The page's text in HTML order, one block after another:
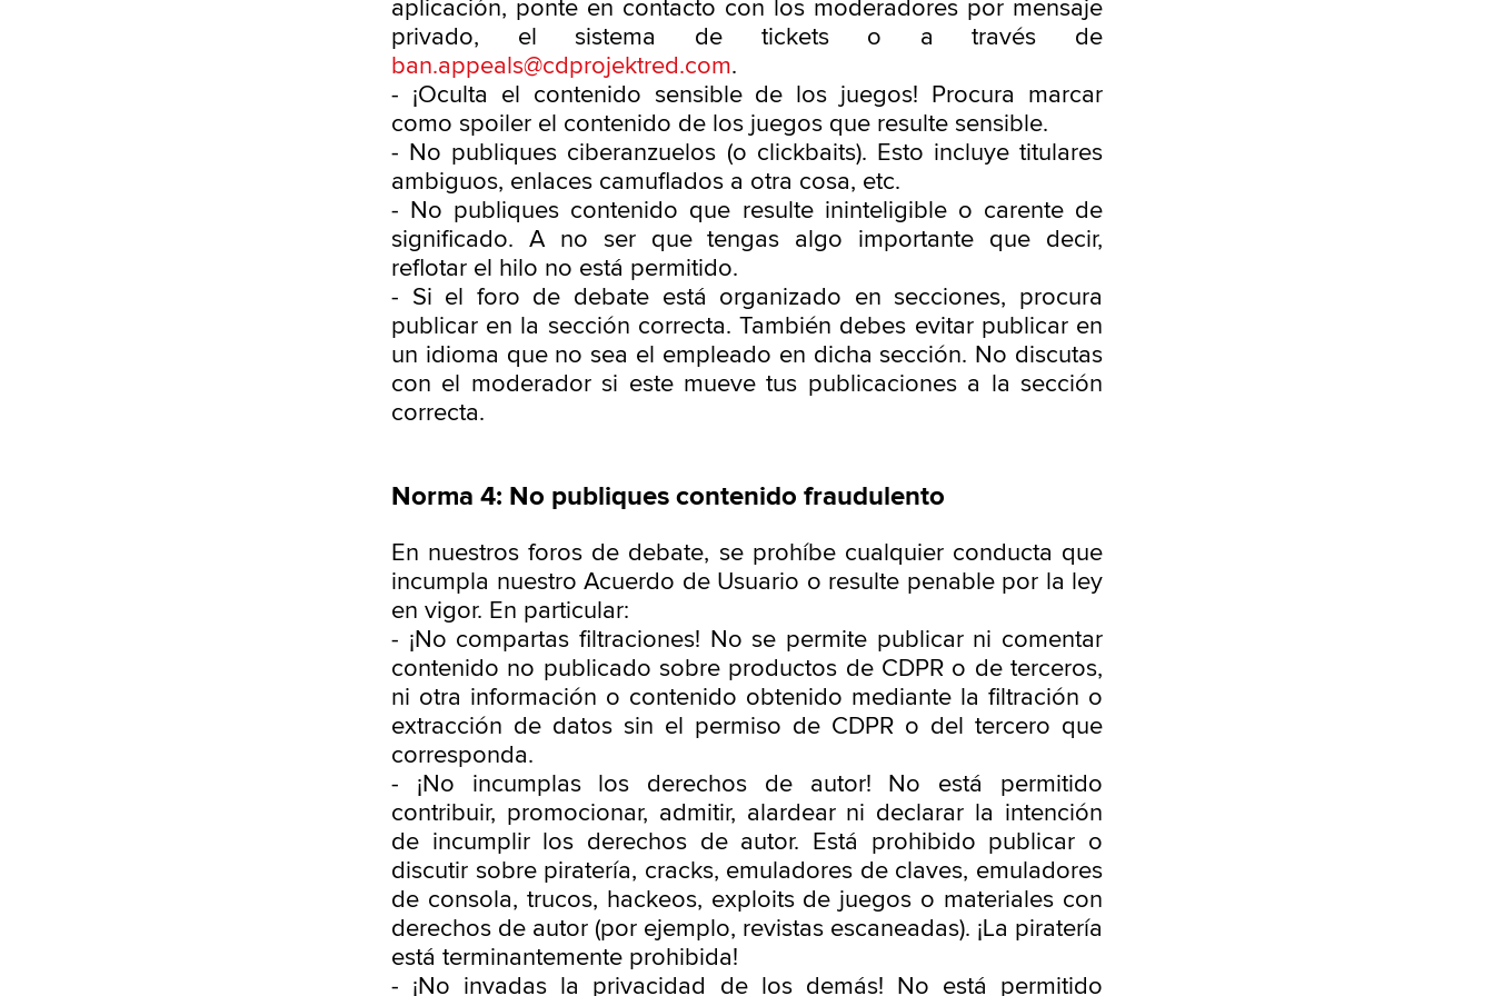
aplicación, ponte en contacto con los moderadores por mensaje
privado, el sistema de tickets o a través de
ban.appeals@cdprojektred.com.
- ¡Oculta el contenido sensible de los juegos! Procura marcar
como spoiler el contenido de los juegos que resulte sensible.
- No publiques ciberanzuelos (o clickbaits). Esto incluye titulares
ambiguos, enlaces camuflados a otra cosa, etc.
- No publiques contenido que resulte ininteligible o carente de
significado. A no ser que tengas algo importante que decir,
reflotar el hilo no está permitido.
- Si el foro de debate está organizado en secciones, procura
publicar en la sección correcta. También debes evitar publicar en
un idioma que no sea el empleado en dicha sección. No discutas
con el moderador si este mueve tus publicaciones a la sección
correcta.
Norma 4: No publiques contenido fraudulento
En nuestros foros de debate, se prohíbe cualquier conducta que
incumpla nuestro Acuerdo de Usuario o resulte penable por la ley
en vigor. En particular:
- ¡No compartas filtraciones! No se permite publicar ni comentar
contenido no publicado sobre productos de CDPR o de terceros,
ni otra información o contenido obtenido mediante la filtración o
extracción de datos sin el permiso de CDPR o del tercero que
corresponda.
- ¡No incumplas los derechos de autor! No está permitido
contribuir, promocionar, admitir, alardear ni declarar la intención
de incumplir los derechos de autor. Está prohibido publicar o
discutir sobre piratería, cracks, emuladores de claves, emuladores
de consola, trucos, hackeos, exploits de juegos o materiales con
derechos de autor (por ejemplo, revistas escaneadas). ¡La piratería
está terminantemente prohibida!
- ¡No invadas la privacidad de los demás! No está permitido